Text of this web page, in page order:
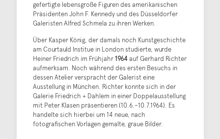
gefertigte lebensgroße Figuren des amerikanischen
Präsidenten John F. Kennedy und des Düsseldorfer
Galeristen Alfred Schmela zu ihren Werken.
Über Kasper König, der damals noch Kunstgeschichte
am Courtauld Institue in London studierte, wurde
Heiner Friedrich im Frühjahr 1964auf Gerhard Richter
aufmerksam. Noch während des ersten Besuchs in
dessen Atelier verspracht der Galerist eine
Ausstellung in München. Richter konnte sich in der
Galerie Friedrich + Dahlem in einer Doppelausstellung
mit Peter Klasen präsentieren (10.6.–10.7.1964). Es
handelte sich hierbei um 14 neue, nach
fotografischen Vorlagen gemalte, graue Bilder.